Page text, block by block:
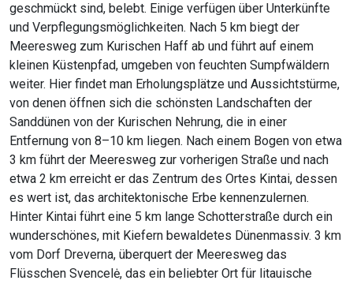
geschmückt sind, belebt. Einige verfügen über Unterkünfte
und Verpflegungsmöglichkeiten. Nach 5 km biegt der
Meeresweg zum Kurischen Haff ab und führt auf einem
kleinen Küstenpfad, umgeben von feuchten Sumpfwäldern
weiter. Hier findet man Erholungsplätze und Aussichtstürme,
von denen öffnen sich die schönsten Landschaften der
Sanddünen von der Kurischen Nehrung, die in einer
Entfernung von 8–10 km liegen. Nach einem Bogen von etwa
3 km führt der Meeresweg zur vorherigen Straße und nach
etwa 2 km erreicht er das Zentrum des Ortes Kintai, dessen
es wert ist, das architektonische Erbe kennenzulernen.
Hinter Kintai führt eine 5 km lange Schotterstraße durch ein
wunderschönes, mit Kiefern bewaldetes Dünenmassiv. 3 km
vom Dorf Dreverna, überquert der Meeresweg das
Flüsschen Svencelė, das ein beliebter Ort für litauische